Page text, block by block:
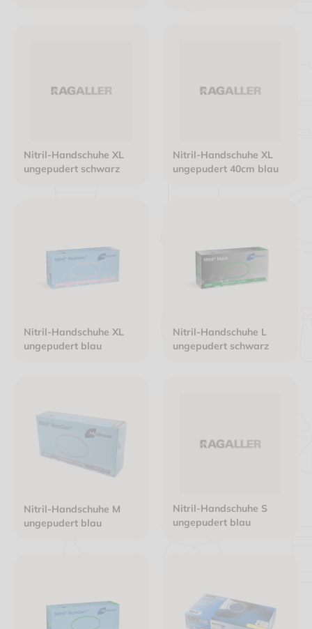
Nitril-Handschuhe XL
ungepudert schwarz
Nitril-Handschuhe XL
ungepudert 40cm blau
Nitril-Handschuhe XL
ungepudert blau
Nitril-Handschuhe L
ungepudert schwarz
Nitril-Handschuhe M
ungepudert blau
Nitril-Handschuhe S
ungepudert blau